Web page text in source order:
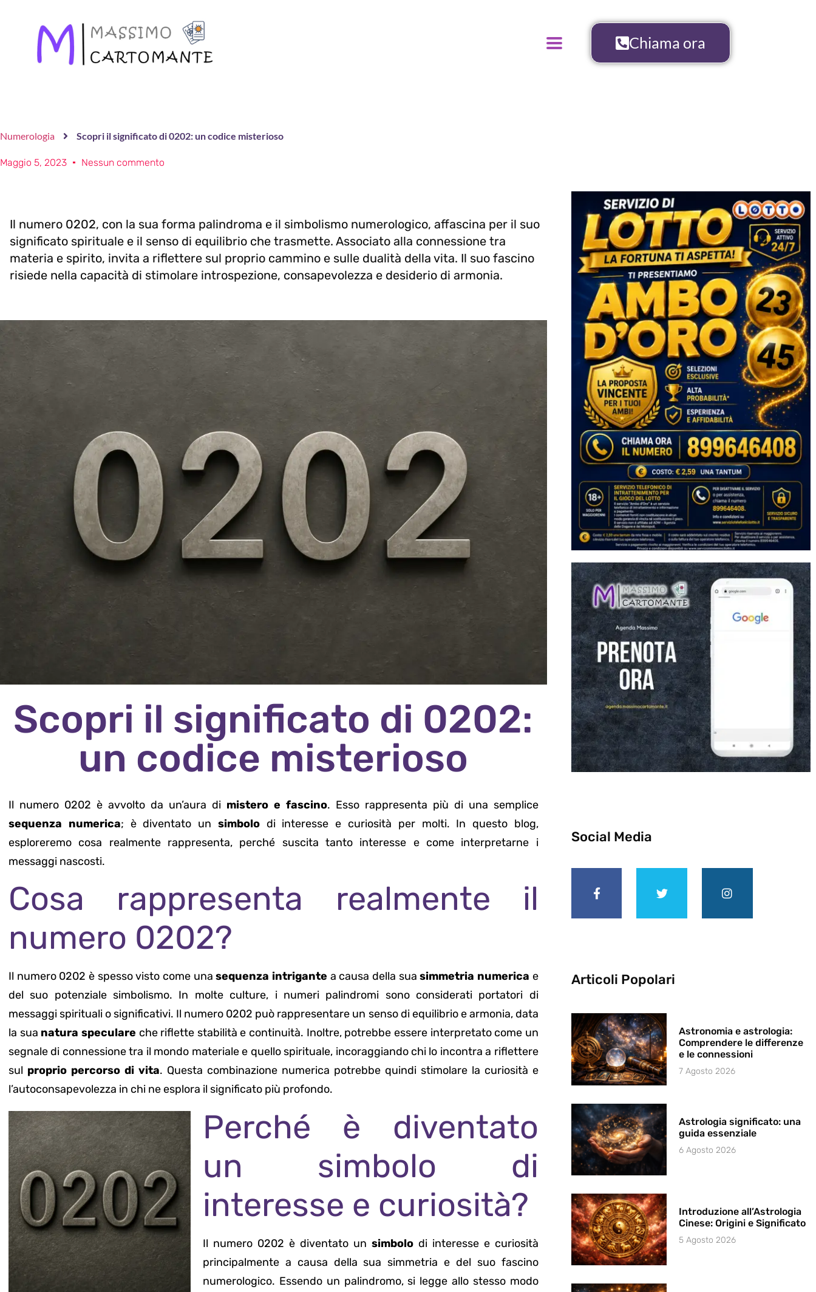
Chiama ora
Numerologia Scopri il significato di 0202: un codice misterioso
Maggio 5, 2023 Nessun commento
Il numero 0202, con la sua forma palindroma e il simbolismo numerologico, affascina per il suo
significato spirituale e il senso di equilibrio che trasmette. Associato alla connessione tra
materia e spirito, invita a riflettere sul proprio cammino e sulle dualità della vita. Il suo fascino
risiede nella capacità di stimolare introspezione, consapevolezza e desiderio di armonia.
Scopri il significato di 0202:
un codice misterioso
Il numero 0202 è avvolto da un’aura di mistero e fascino. Esso rappresenta più di una semplice
sequenza numerica; è diventato un simbolo di interesse e curiosità per molti. In questo blog,
esploreremo cosa realmente rappresenta, perché suscita tanto interesse e come interpretarne i
messaggi nascosti.
Cosa rappresenta realmente il
numero 0202?
Il numero 0202 è spesso visto come unasequenza intrigante a causa della suasimmetria numerica e
del suo potenziale simbolismo. In molte culture, i numeri palindromi sono considerati portatori di
messaggi spirituali o significativi. Il numero 0202 può rappresentare un senso di equilibrio e armonia, data
la sua natura speculare che riflette stabilità e continuità. Inoltre, potrebbe essere interpretato come un
segnale di connessione tra il mondo materiale e quello spirituale, incoraggiando chi lo incontra a riflettere
sul proprio percorso di vita. Questa combinazione numerica potrebbe quindi stimolare la curiosità e
l’autoconsapevolezza in chi ne esplora il significato più profondo.
Perché è diventato
un simbolo di
interesse e curiosità?
Il numero 0202 è diventato un simbolo di interesse e curiosità
principalmente a causa della sua simmetria e del suo fascino
numerologico. Essendo un palindromo, si legge allo stesso modo
Social Media
Articoli Popolari
Astronomia e astrologia:
Comprendere le differenze
e le connessioni
7 Agosto 2026
Astrologia significato: una
guida essenziale
6 Agosto 2026
Introduzione all’Astrologia
Cinese: Origini e Significato
5 Agosto 2026